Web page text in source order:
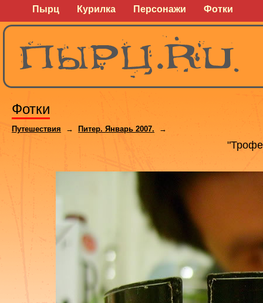
Пырц Курилка Персонажи Фотки
Фотки
Путешествия → Питер. Январь 2007. →